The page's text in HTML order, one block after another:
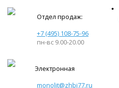
Отдел продаж:
+7 (495) 108-75-96
пн-вс 9.00-20.00
Электронная
monolit@zhbi77.ru